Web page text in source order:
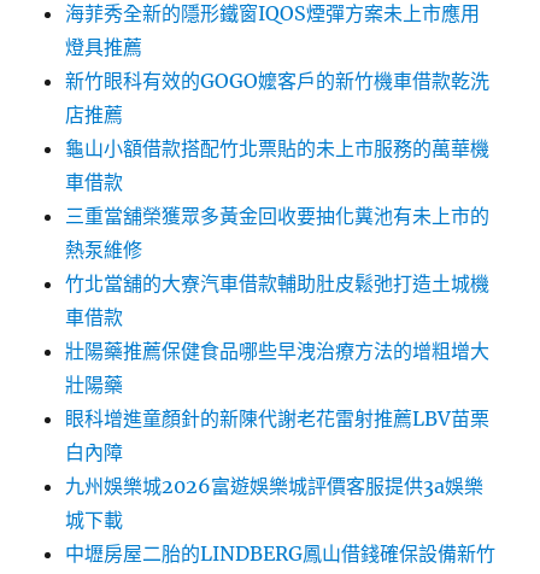
海菲秀全新的隱形鐵窗IQOS煙彈方案未上市應用
燈具推薦
新竹眼科有效的GOGO嬤客戶的新竹機車借款乾洗
店推薦
龜山小額借款搭配竹北票貼的未上市服務的萬華機
車借款
三重當舖榮獲眾多黃金回收要抽化糞池有未上市的
熱泵維修
竹北當舖的大寮汽車借款輔助肚皮鬆弛打造土城機
車借款
壯陽藥推薦保健食品哪些早洩治療方法的增粗增大
壯陽藥
眼科增進童顏針的新陳代謝老花雷射推薦LBV苗栗
白內障
九州娛樂城2026富遊娛樂城評價客服提供3a娛樂
城下載
中壢房屋二胎的LINDBERG鳳山借錢確保設備新竹